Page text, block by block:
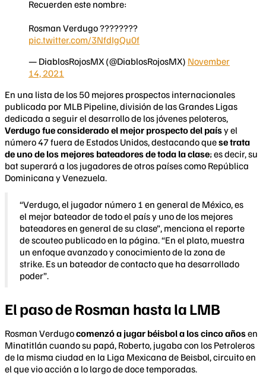
Recuerden este nombre:
Rosman Verdugo ????????
pic.twitter.com/3NfdIgQu0f
— DiablosRojosMX (@DiablosRojosMX) November
14, 2021
En una lista de los 50 mejores prospectos internacionales
publicada por MLB Pipeline, división de las Grandes Ligas
dedicada a seguir el desarrollo de los jóvenes peloteros,
Verdugo fue considerado el mejor prospecto del paísy el
número 47 fuera de Estados Unidos, destacando quese trata
de uno de los mejores bateadores de toda la clase; es decir, su
bat superará a los jugadores de otros países como República
Dominicana y Venezuela.
“Verdugo, el jugador número 1 en general de México, es
el mejor bateador de todo el país y uno de los mejores
bateadores en general de su clase”, menciona el reporte
de scouteo publicado en la página. “En el plato, muestra
un enfoque avanzado y conocimiento de la zona de
strike. Es un bateador de contacto que ha desarrollado
poder”.
El paso de Rosman hasta la LMB
Rosman Verdugocomenzó a jugar béisbol a los cinco añosen
Minatitlán cuando su papá, Roberto, jugaba con los Petroleros
de la misma ciudad en la Liga Mexicana de Beisbol, circuito en
el que vio acción a lo largo de doce temporadas.